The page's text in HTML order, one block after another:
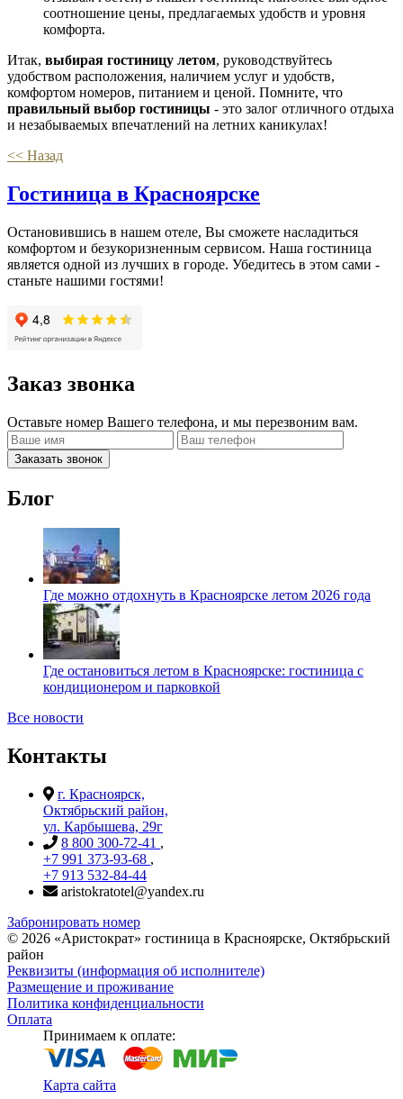
соотношение цены, предлагаемых удобств и уровня
комфорта.
Итак, выбирая гостиницу летом, руководствуйтесь
удобством расположения, наличием услуг и удобств,
комфортом номеров, питанием и ценой. Помните, что
правильный выбор гостиницы - это залог отличного отдыха
и незабываемых впечатлений на летних каникулах!
<< Назад
Гостиница в Красноярске
Остановившись в нашем отеле, Вы сможете насладиться
комфортом и безукоризненным сервисом. Наша гостиница
является одной из лучших в городе. Убедитесь в этом сами -
станьте нашими гостями!
Заказ звонка
Оставьте номер Вашего телефона, и мы перезвоним вам.
Заказать звонок
Блог
Где можно отдохнуть в Красноярске летом 2026 года
Где остановиться летом в Красноярске: гостиница с
кондиционером и парковкой
Все новости
Контакты
г. Красноярск,
Октябрьский район,
ул. Карбышева, 29г
8 800 300-72-41 ,
+7 991 373-93-68 ,
+7 913 532-84-44
aristokratotel@yandex.ru
Забронировать номер
© 2026 «Аристократ» гостиница в Красноярске, Октябрьский
район
Реквизиты (информация об исполнителе)
Размещение и проживание
Политика конфиденциальности
Оплата
Принимаем к оплате:
Карта сайта